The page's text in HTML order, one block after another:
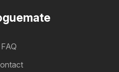
FAQ